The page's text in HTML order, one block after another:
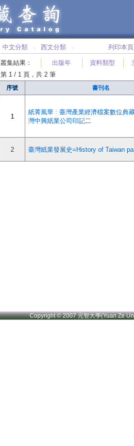
中文分類 ‧ 西文分類 ‧ 列印本頁
叢集結果 ： 出版年 資料類型
第 1 / 1 頁，共 2 筆
序號 書刊名
1
紙菁風華 : 臺灣產業經濟檔案數位典
灣中興紙業公司印記二
2 臺灣紙業發展史=History of Taiwan
Copyright © 2007 元智大學(Yuan Ze